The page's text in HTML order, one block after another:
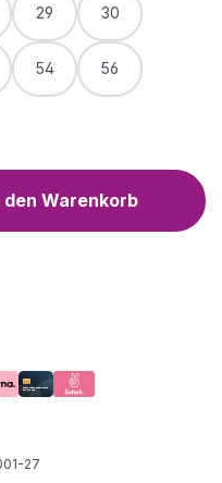
29 30
54 56
gewünschten
den Warenkorb
27